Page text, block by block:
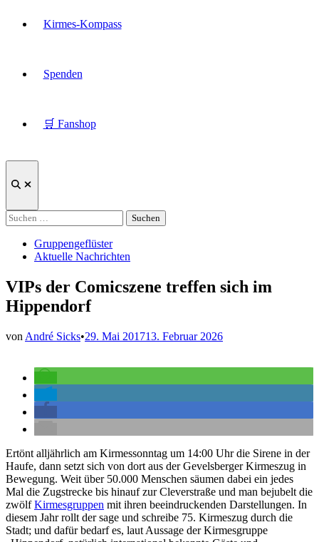
Kirmes-Kompass
Spenden
🛒 Fanshop
Suche
Suchen
nach:
Veröffentlicht
Gruppengeflüster
Aktuelle Nachrichten
VIPs der Comicszene treffen sich im
Hippendorf
von André Sicks•29. Mai 201713. Februar 2026
Ertönt alljährlich am Kirmessonntag um 14:00 Uhr die Sirene in der
Haufe, dann setzt sich von dort aus der Gevelsberger Kirmeszug in
Bewegung. Weit über 50.000 Menschen säumen dabei ein jedes
Mal die Zugstrecke bis hinauf zur Cleverstraße und man bejubelt die
zwölfKirmesgruppen mit ihren beeindruckenden Darstellungen. In
diesem Jahr rollt der sage und schreibe 75. Kirmeszug durch die
Stadt; und dafür bedarf es, laut Aussage der Kirmesgruppe